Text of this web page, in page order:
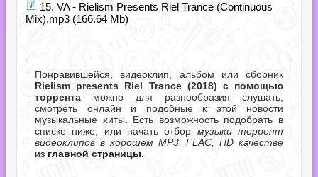
15. VA - Rielism Presents Riel Trance (Continuous
Mix).mp3 (166.64 Mb)
Понравившейся, видеоклип, альбом или сборник
Rielism presents Riel Trance (2018) с помощью
торрента можно для разнообразия слушать,
смотреть онлайн и подобные к этой новости
музыкальные хиты. Есть возможность подобрать в
списке ниже, или начать отбор музыки торрент
видеоклипов в хорошем MP3, FLAC, HD качестве
из главной страницы.